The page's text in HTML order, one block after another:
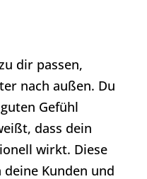
dir passen,
nach außen. Du
Gefühl
dass dein
wirkt. Diese
Kunden und